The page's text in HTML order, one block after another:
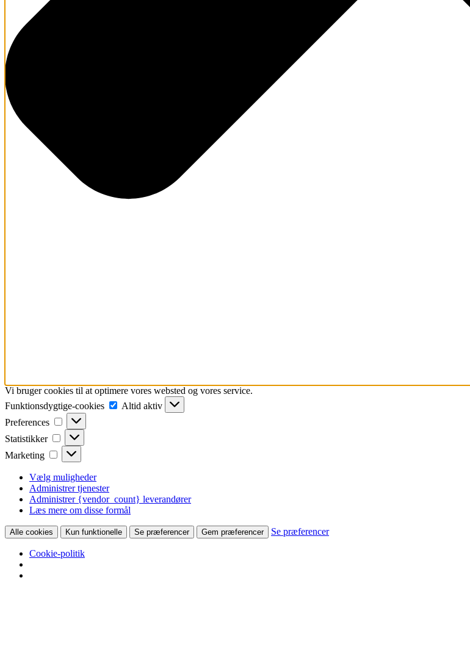
Vi bruger cookies til at optimere vores websted og vores service.
Funktionsdygtige-cookies
Funktionsdygtige-
cookies
Altid aktiv
Preferences
Preferences
Statistikker Statistikker
Marketing Marketing
Vælg muligheder
Administrer tjenester
Administrer {vendor_count} leverandører
Læs mere om disse formål
Alle cookies Kun funktionelle Se præferencer Gem præferencer Se præferencer
Cookie-politik